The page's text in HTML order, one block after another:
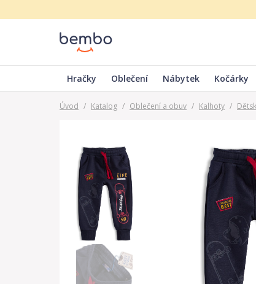
Hračky Oblečení Nábytek Kočárky
Úvod / Katalog / Oblečení a obuv / Kalhoty /